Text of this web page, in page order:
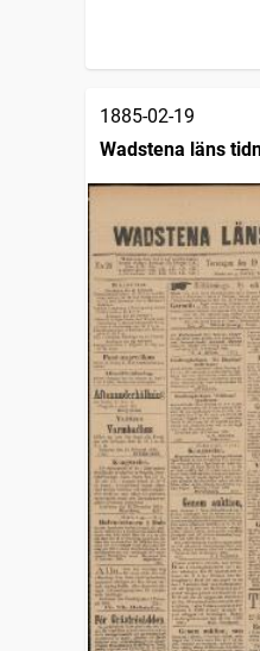
1885-02-19
Wadstena läns